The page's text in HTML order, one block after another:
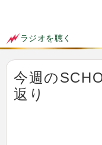
ラジオを聴く
今週の
返り